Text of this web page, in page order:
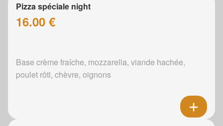
Pizza spéciale night
16.00 €
Base crème fraîche, mozzarella, viande hachée,
poulet rôti, chèvre, oignons